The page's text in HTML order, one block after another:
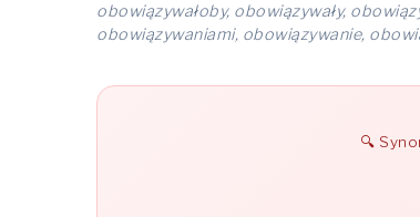
obowiązywałoby, obowiązywały,
obowiązywaniami, obowiązywanie,